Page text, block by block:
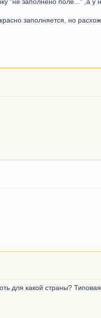
заполняется, но
для какой страны?